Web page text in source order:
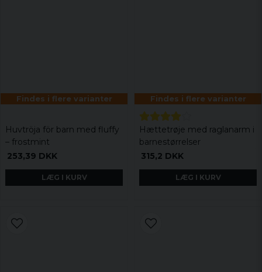
Findes i flere varianter
Huvtröja för barn med fluffy
– frostmint
253,39 DKK
LÆG I KURV
Findes i flere varianter
Hættetrøje med raglanarm i
barnestørrelser
315,2 DKK
LÆG I KURV